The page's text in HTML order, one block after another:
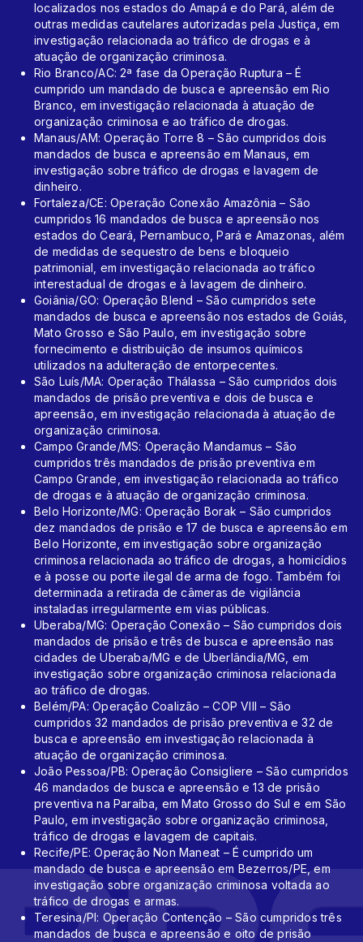
localizados nos estados do Amapá e do Pará, além de
outras medidas cautelares autorizadas pela Justiça, em
investigação relacionada ao tráfico de drogas e à
atuação de organização criminosa.
Rio Branco/AC: 2ª fase da Operação Ruptura – É
cumprido um mandado de busca e apreensão em Rio
Branco, em investigação relacionada à atuação de
organização criminosa e ao tráfico de drogas.
Manaus/AM: Operação Torre 8 – São cumpridos dois
mandados de busca e apreensão em Manaus, em
investigação sobre tráfico de drogas e lavagem de
dinheiro.
Fortaleza/CE: Operação Conexão Amazônia – São
cumpridos 16 mandados de busca e apreensão nos
estados do Ceará, Pernambuco, Pará e Amazonas, além
de medidas de sequestro de bens e bloqueio
patrimonial, em investigação relacionada ao tráfico
interestadual de drogas e à lavagem de dinheiro.
Goiânia/GO: Operação Blend – São cumpridos sete
mandados de busca e apreensão nos estados de Goiás,
Mato Grosso e São Paulo, em investigação sobre
fornecimento e distribuição de insumos químicos
utilizados na adulteração de entorpecentes.
São Luís/MA: Operação Thálassa – São cumpridos dois
mandados de prisão preventiva e dois de busca e
apreensão, em investigação relacionada à atuação de
organização criminosa.
Campo Grande/MS: Operação Mandamus – São
cumpridos três mandados de prisão preventiva em
Campo Grande, em investigação relacionada ao tráfico
de drogas e à atuação de organização criminosa.
Belo Horizonte/MG: Operação Borak – São cumpridos
dez mandados de prisão e 17 de busca e apreensão em
Belo Horizonte, em investigação sobre organização
criminosa relacionada ao tráfico de drogas, a homicídios
e à posse ou porte ilegal de arma de fogo. Também foi
determinada a retirada de câmeras de vigilância
instaladas irregularmente em vias públicas.
Uberaba/MG: Operação Conexão – São cumpridos dois
mandados de prisão e três de busca e apreensão nas
cidades de Uberaba/MG e de Uberlândia/MG, em
investigação sobre organização criminosa relacionada
ao tráfico de drogas.
Belém/PA: Operação Coalizão – COP VIII – São
cumpridos 32 mandados de prisão preventiva e 32 de
busca e apreensão em investigação relacionada à
atuação de organização criminosa.
João Pessoa/PB: Operação Consigliere – São cumpridos
46 mandados de busca e apreensão e 13 de prisão
preventiva na Paraíba, em Mato Grosso do Sul e em São
Paulo, em investigação sobre organização criminosa,
tráfico de drogas e lavagem de capitais.
Recife/PE: Operação Non Maneat – É cumprido um
mandado de busca e apreensão em Bezerros/PE, em
investigação sobre organização criminosa voltada ao
tráfico de drogas e armas.
Teresina/PI: Operação Contenção – São cumpridos três
mandados de busca e apreensão e oito de prisão